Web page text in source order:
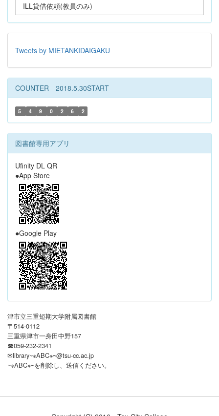
ILL貸借依頼(教員のみ)
Tweets by MIETANKIDAIGAKU
COUNTER 2018.5.30START
5 4 9 0 2 6 2
図書館専用アプリ
Ufinity DL QR
●App Store
●Google Play
津市立三重短期大学附属図書館
〒514-0112
三重県津市一身田中野157
☎059-232-2341
✉library~※ABC※~@tsu-cc.ac.jp
~※ABC※~を削除し、送信ください。